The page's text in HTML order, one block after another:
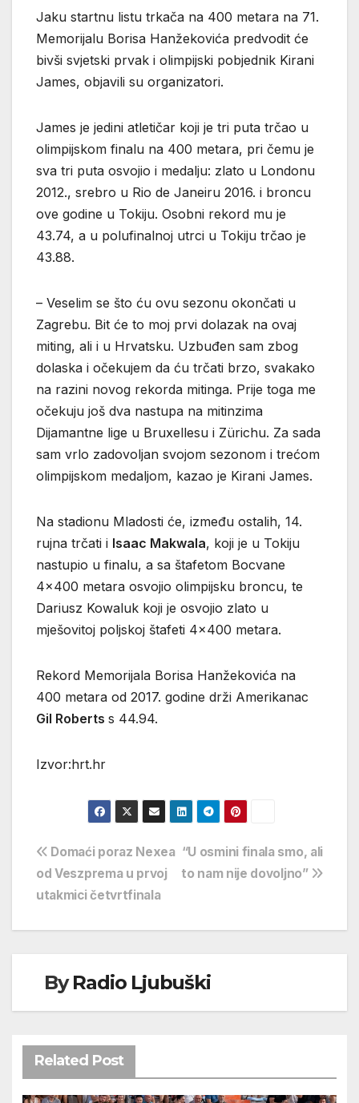
Jaku startnu listu trkača na 400 metara na 71.
Memorijalu Borisa Hanžekovića predvodit će
bivši svjetski prvak i olimpijski pobjednik Kirani
James, objavili su organizatori.
James je jedini atletičar koji je tri puta trčao u
olimpijskom finalu na 400 metara, pri čemu je
sva tri puta osvojio i medalju: zlato u Londonu
2012., srebro u Rio de Janeiru 2016. i broncu
ove godine u Tokiju. Osobni rekord mu je
43.74, a u polufinalnoj utrci u Tokiju trčao je
43.88.
– Veselim se što ću ovu sezonu okončati u
Zagrebu. Bit će to moj prvi dolazak na ovaj
miting, ali i u Hrvatsku. Uzbuđen sam zbog
dolaska i očekujem da ću trčati brzo, svakako
na razini novog rekorda mitinga. Prije toga me
očekuju još dva nastupa na mitinzima
Dijamantne lige u Bruxellesu i Zürichu. Za sada
sam vrlo zadovoljan svojom sezonom i trećom
olimpijskom medaljom, kazao je Kirani James.
Na stadionu Mladosti će, između ostalih, 14.
rujna trčati i Isaac Makwala, koji je u Tokiju
nastupio u finalu, a sa štafetom Bocvane
4×400 metara osvojio olimpijsku broncu, te
Dariusz Kowaluk koji je osvojio zlato u
mješovitoj poljskoj štafeti 4×400 metara.
Rekord Memorijala Borisa Hanžekovića na
400 metara od 2017. godine drži Amerikanac
Gil Roberts s 44.94.
Izvor:hrt.hr
Navigacija
objava
“U osmini finala smo, ali
to nam nije dovoljno”
Domaći poraz Nexea
od Veszprema u prvoj
utakmici četvrtfinala
ByRadio Ljubuški
Related Post